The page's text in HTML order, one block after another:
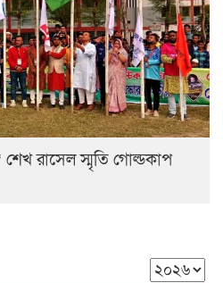
রাসেল স্মৃতি গোল্ডকাপ